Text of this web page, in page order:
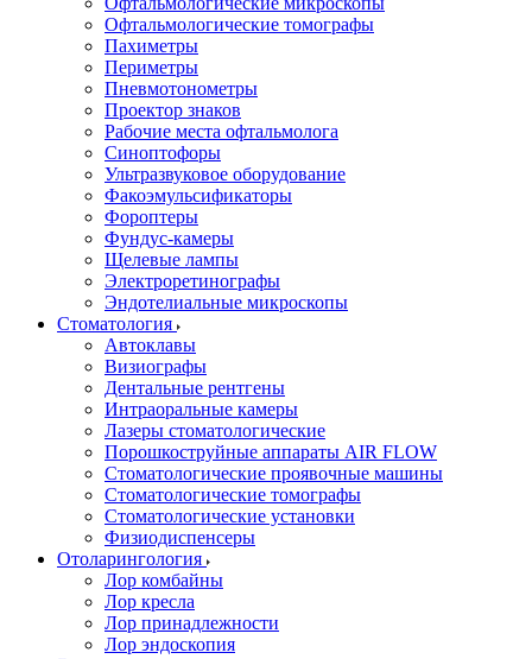
Офтальмологические томографы
Пахиметры
Периметры
Пневмотонометры
Проектор знаков
Рабочие места офтальмолога
Синоптофоры
Ультразвуковое оборудование
Факоэмульсификаторы
Фороптеры
Фундус-камеры
Щелевые лампы
Электроретинографы
Эндотелиальные микроскопы
Стоматология
Автоклавы
Визиографы
Дентальные рентгены
Интраоральные камеры
Лазеры стоматологические
Порошкоструйные аппараты AIR FLOW
Стоматологические проявочные машины
Стоматологические томографы
Стоматологические установки
Физиодиспенсеры
Отоларингология
Лор комбайны
Лор кресла
Лор принадлежности
Лор эндоскопия